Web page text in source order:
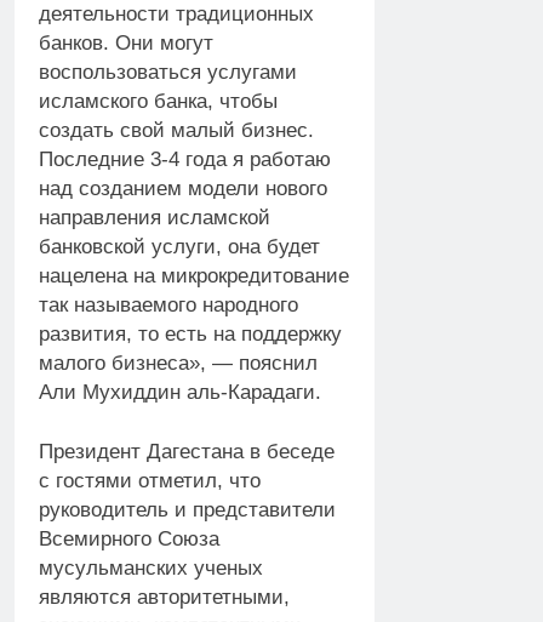
деятельности традиционных
банков. Они могут
воспользоваться услугами
исламского банка, чтобы
создать свой малый бизнес.
Последние 3-4 года я работаю
над созданием модели нового
направления исламской
банковской услуги, она будет
нацелена на микрокредитование
так называемого народного
развития, то есть на поддержку
малого бизнеса», — пояснил
Али Мухиддин аль-Карадаги.
Президент Дагестана в беседе
с гостями отметил, что
руководитель и представители
Всемирного Союза
мусульманских ученых
являются авторитетными,